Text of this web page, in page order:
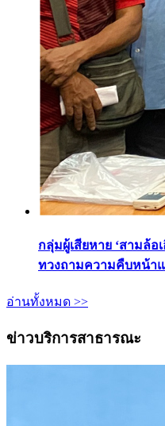
กลุ่มผู้เสียหาย ‘สามล้อ
ทวงถามความคืบหน้าแ
อ่านทั้งหมด >>
ข่าวบริการสาธารณะ